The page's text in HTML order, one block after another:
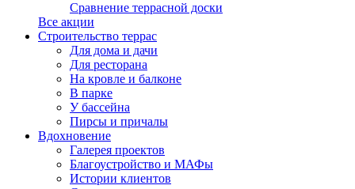
Сравнение террасной доски
Все акции
Строительство террас
Для дома и дачи
Для ресторана
На кровле и балконе
В парке
У бассейна
Пирсы и причалы
Вдохновение
Галерея проектов
Благоустройство и МАФы
Истории клиентов